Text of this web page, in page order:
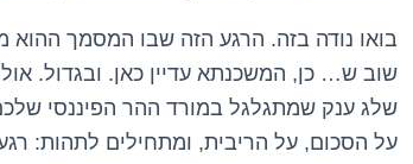
בואו נודה בזה. הרגע הזה שבו המסמך ההוא
שוב ש… כן, המשכנתא עדיין כאן. ובגדול.
שלג ענק שמתגלגל במורד ההר הפיננסי
על הסכום, על הריבית, ומתחילים לתהות: